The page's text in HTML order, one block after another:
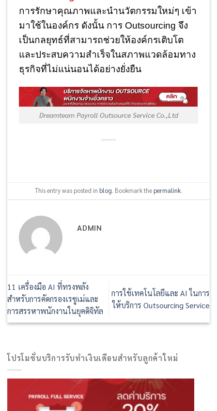
การรักษาคุณภาพและนำนวัตกรรมใหม่ๆ เข้า
มาใช้ในองค์กร ดังนั้น การ Outsourcing จึง
เป็นกลยุทธ์ที่สามารถช่วยให้องค์กรเติบโต
และประสบความสำเร็จในสภาพแวดล้อมทาง
ธุรกิจที่ไม่แน่นอนได้อย่างยั่งยืน
Dreamteam Payroll Outsource Service Co.,Ltd
This entry was posted in blog. Bookmark thepermalink.
ADMIN
11 เครื่องมือ AI ที่ทรงพลัง
สำหรับการคัดกรองเรซูเม่และ
การสรรหาพนักงานในยุคดิจิทัล
การใช้เทคโนโลยีและ AI ในการ
ให้บริการ Outsourcing Service
โปรโมชั่นบริการรับทำเงินเดือนสำหรับลูกค้าใหม่